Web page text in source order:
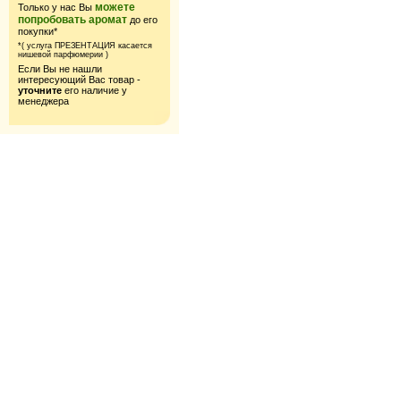
Только у нас Вы можете
попробовать аромат до его
покупки*
*( услуга ПРЕЗЕНТАЦИЯ касается
нишевой парфюмерии )
Если Вы не нашли
интересующий Вас товар -
уточните его наличие у
менеджера